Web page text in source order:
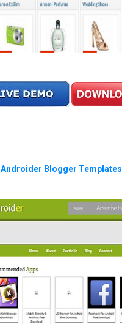
Androider Blogger Templates